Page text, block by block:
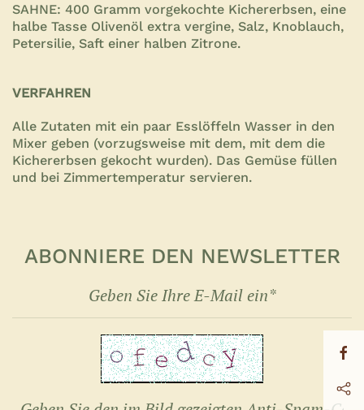
SAHNE: 400 Gramm vorgekochte Kichererbsen, eine
halbe Tasse Olivenöl extra vergine, Salz, Knoblauch,
Petersilie, Saft einer halben Zitrone.
VERFAHREN
Alle Zutaten mit ein paar Esslöffeln Wasser in den
Mixer geben (vorzugsweise mit dem, mit dem die
Kichererbsen gekocht wurden). Das Gemüse füllen
und bei Zimmertemperatur servieren.
ABONNIERE DEN NEWSLETTER